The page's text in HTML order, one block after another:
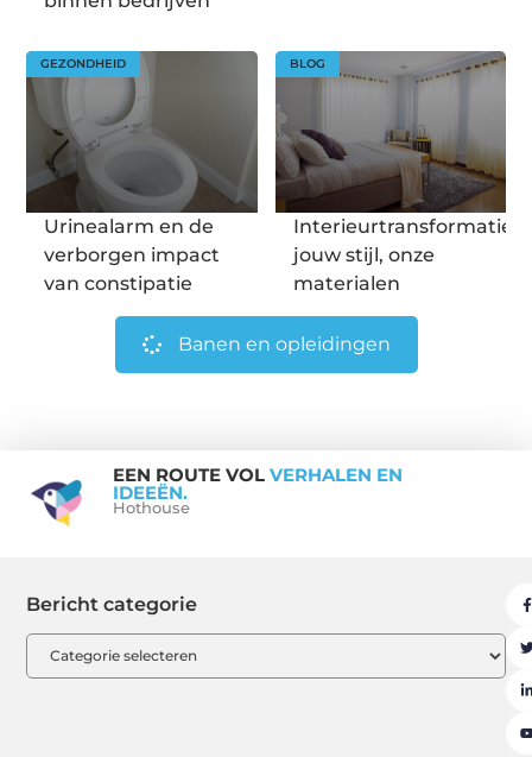
GEZONDHEID
Urinealarm en de
verborgen impact
van constipatie
BLOG
Interieurtransformatie:
jouw stijl, onze
materialen
Banen en opleidingen
EEN ROUTE VOL VERHALEN EN
IDEEËN.
Hothouse
Bericht categorie